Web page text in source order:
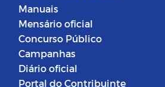
Manuais
Mensário oficial
Concurso Público
Campanhas
Diário oficial
Portal do Contribuinte